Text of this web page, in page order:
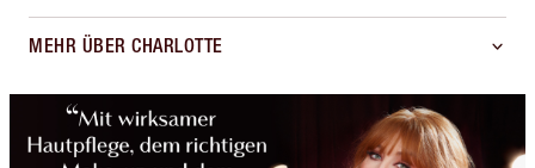
MEHR ÜBER CHARLOTTE